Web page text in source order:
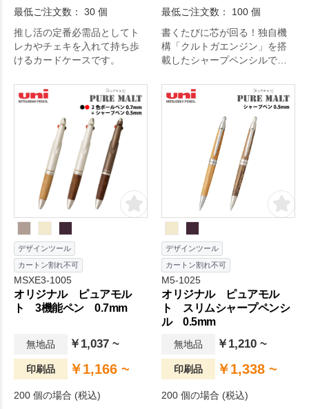
最低ご注文数： 30 個
推し活の定番必需品としてト
レカやチェキを入れて持ち歩
けるカードケースです。
最低ご注文数： 100 個
書くたびに芯が回る！独自機
構「クルトガエンジン」を搭
載したシャープペンシルで
デザインツール
カートン割れ不可
MSXE3-1005
オリジナル ピュアモル
ト 3機能ペン 0.7mm
無地品 ￥1,037 ~
印刷品 ￥1,166 ~
200 個の場合 (税込)
デザインツール
カートン割れ不可
M5-1025
オリジナル ピュアモル
ト スリムシャープペンシ
ル 0.5mm
無地品 ￥1,210 ~
印刷品 ￥1,338 ~
200 個の場合 (税込)